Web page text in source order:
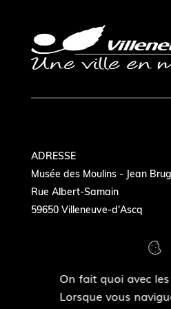
On fait quoi avec
Lorsque vous
ADRESSE
Musée des Moulins - Jean
Rue Albert-Samain
59650 Villeneuve-d'Ascq
COORDONNÉES
Tél. : 03 20 05 49 34